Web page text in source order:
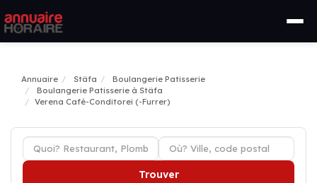
Annuaire Stäfa
Boulangerie Patisserie
Boulangerie Patisserie à Stäfa
Verena Café-Conditorei (-Furrer)
Trouver